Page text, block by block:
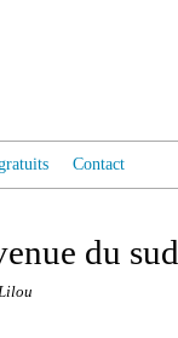
Contact
du sud